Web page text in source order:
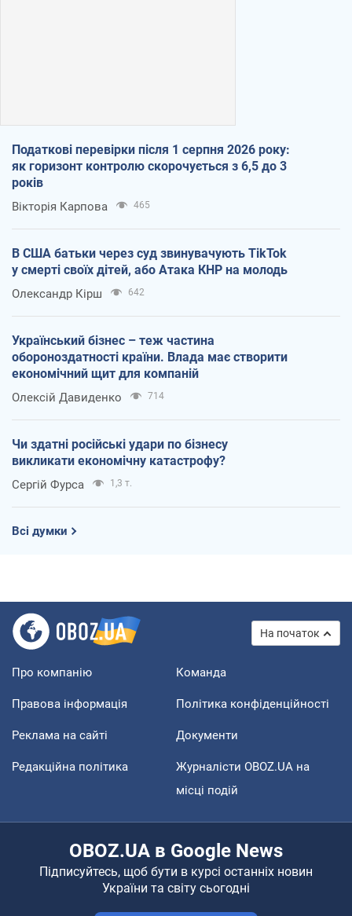
Податкові перевірки після 1 серпня 2026 року:
як горизонт контролю скорочується з 6,5 до 3
років
Вікторія Карпова 465
В США батьки через суд звинувачують TikTok
у смерті своїх дітей, або Атака КНР на молодь
Олександр Кірш 642
Український бізнес – теж частина
обороноздатності країни. Влада має створити
економічний щит для компаній
Олексій Давиденко 714
Чи здатні російські удари по бізнесу
викликати економічну катастрофу?
Сергій Фурса 1,3 т.
Всі думки
На початок
Про компанію Команда
Правова інформація Політика конфіденційності
Реклама на сайті Документи
Редакційна політика
Журналісти OBOZ.UA на
місці подій
OBOZ.UA в Google News
Підписуйтесь, щоб бути в курсі останніх новин
України та світу сьогодні